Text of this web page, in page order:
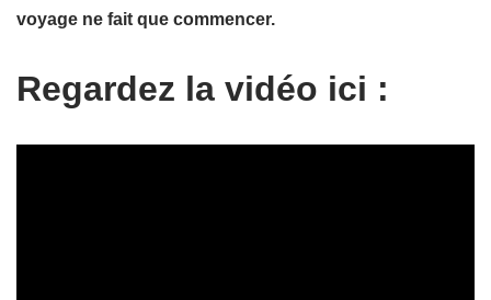
voyage ne fait que commencer.
Regardez la vidéo ici :